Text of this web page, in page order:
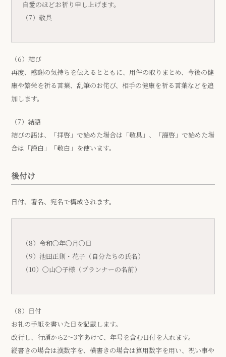
自愛のほどお祈り申し上げます。
（7）敬具
（6）結び
再度、感謝の気持ちを伝えるとともに、用件の取りまとめ、今後の健
康や繁栄を祈る言葉、乱筆のお侘び、相手の健康を祈る言葉などを追
加します。
（7）結語
結びの語は、「拝啓」で始めた場合は「敬具」、「謹啓」で始めた場
合は「謹白」「敬白」を使います。
後付け
日付、署名、宛名で構成されます。
（8）令和〇年〇月〇日
（9）池田正則・花子（自分たちの氏名）
（10）〇山〇子様（プランナーの名前）
（8）日付
お礼の手紙を書いた日を記載します。
改行し、行頭から2～3字あけて、年号を含む日付を入れます。
縦書きの場合は漢数字を、横書きの場合は算用数字を用い、祝い事や